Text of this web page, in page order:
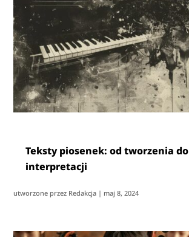
Teksty piosenek: od tworzenia do
interpretacji
utworzone przez Redakcja | maj 8, 2024